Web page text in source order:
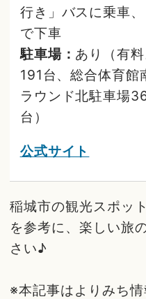
行き」バスに乗車
で下車
駐車場： あり（有
191台、総合体育
ラウンド北駐車場
台）
公式サイト
稲城市の観光スポッ
を参考に、楽しい旅
さい♪
※本記事はよりみち